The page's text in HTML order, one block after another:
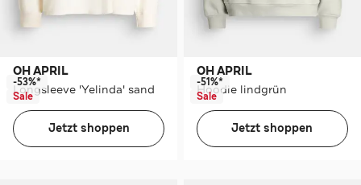
OH APRIL
Longsleeve 'Yelinda' sand
-53%*
Sale
Jetzt shoppen
OH APRIL
Hoodie lindgrün
-51%*
Sale
Jetzt shoppen